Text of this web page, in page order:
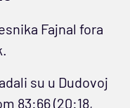
Fajnal fora
su u Dudovoj
83:66 (20:18,